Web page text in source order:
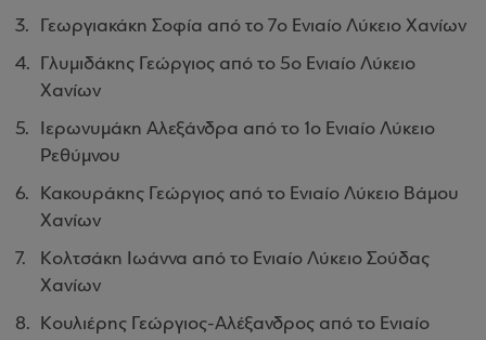
Γεωργιακάκη Σοφία από το 7ο Ενιαίο Λύκειο Χανίων
Γλυμιδάκης Γεώργιος από το 5ο Ενιαίο Λύκειο
Χανίων
Ιερωνυμάκη Αλεξάνδρα από το 1ο Ενιαίο Λύκειο
Ρεθύμνου
Κακουράκης Γεώργιος από το Ενιαίο Λύκειο Βάμου
Χανίων
Κολτσάκη Ιωάννα από το Ενιαίο Λύκειο Σούδας
Χανίων
Κουλιέρης Γεώργιος-Αλέξανδρος από το Ενιαίο